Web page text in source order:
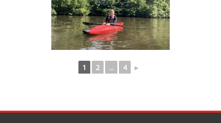
1 2 ... 4 ►